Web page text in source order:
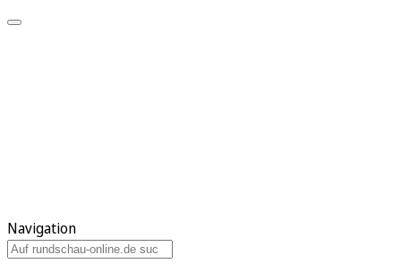
Navigation